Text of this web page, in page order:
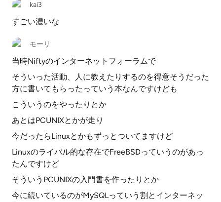
kai3
すごい濃いな
モーリ
当時Niftyのインターネットフォーラムで
そういった活動、人に教えたりするのを得意そうだった
方に書いてもらったっていう本なんですけども
こういうのをやったりとか
あとはPCUNIXとかが走り
今だったらLinuxとかもずっとついてますけど
Linuxのライバル的な存在でFreeBSDっていうのがあっ
たんですけど
そういうPCUNIXの入門書を作ったりとか
今に続いているのがMySQLっていう割とインターネッ